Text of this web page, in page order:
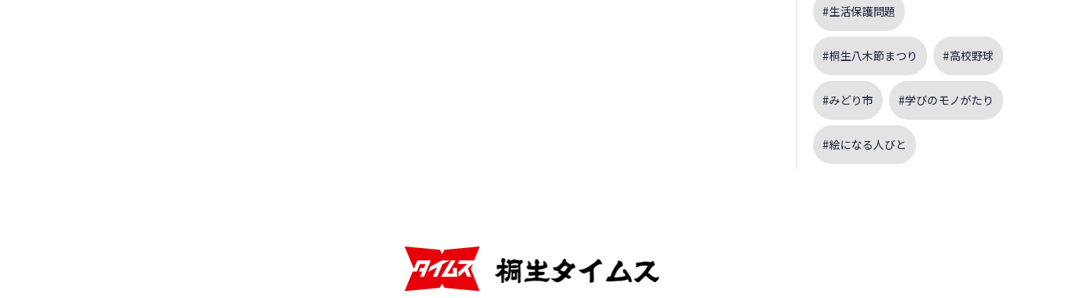
#生活保護問題
#桐生八木節まつり #高校野球
#みどり市 #学びのモノがたり
#絵になる人びと